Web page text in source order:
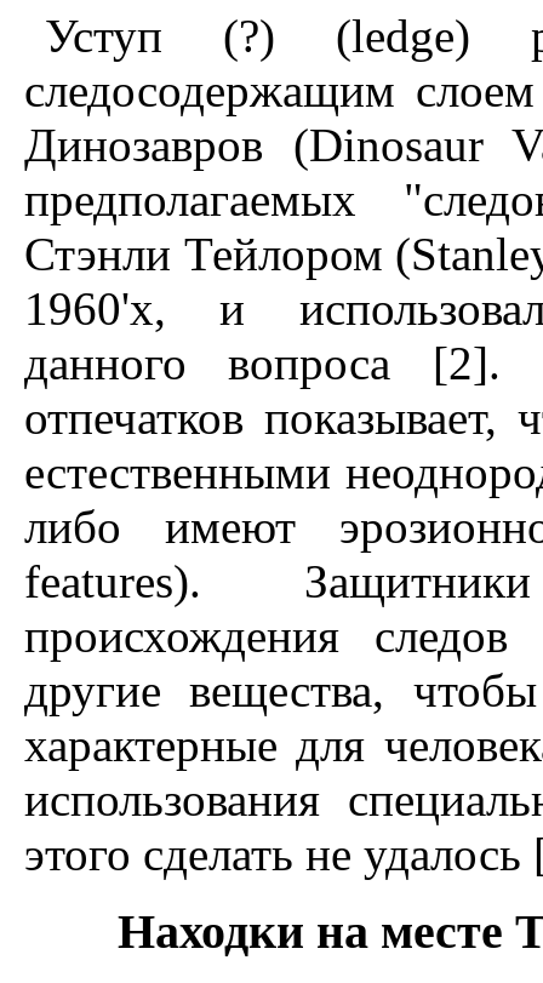
Уступ (?) (ledge)
следосодержащим
Динозавров (Dinosaur
предполагаемых
Стэнли Тейлором
1960'х, и
данного вопроса [2].
отпечатков
естественными
либо имеют
features).
происхождения
другие вещества,
характерные для
использования
этого сделать не
Hаходки на месте